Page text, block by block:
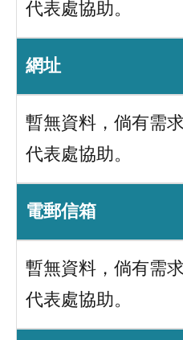
代表處協助。
網址
暫無資料，倘有需
代表處協助。
電郵信箱
暫無資料，倘有需
代表處協助。